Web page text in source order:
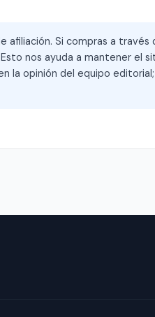
afiliación. Si compras a través
nos ayuda a mantener el
la opinión del equipo